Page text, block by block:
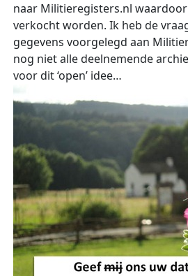
naar Militieregisters.nl
verkocht worden. Ik heb de
gegevens voorgelegd aan
nog niet alle deelnemende
voor dit ‘open’ idee…